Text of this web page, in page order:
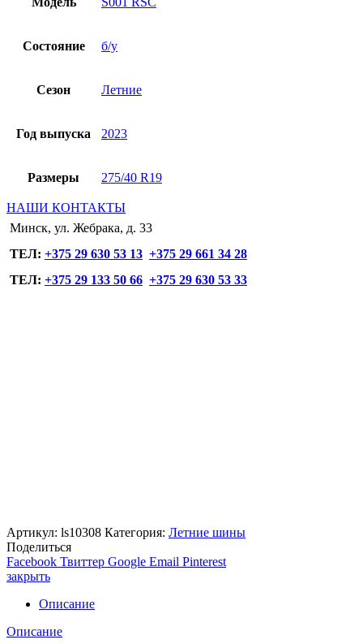
Состояние б/у
Сезон Летние
Год выпуска 2023
Размеры 275/40 R19
НАШИ КОНТАКТЫ
Минск, ул. Жебрака, д. 33
ТЕЛ: +375 29 630 53 13 +375 29 661 34 28
ТЕЛ: +375 29 133 50 66 +375 29 630 53 33
Артикул: ls10308 Категория: Летние шины
Поделиться
Facebook Твиттер Google Email Pinterest
закрыть
Описание
Описание